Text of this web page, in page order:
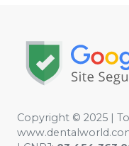
Copyright © 2025 |